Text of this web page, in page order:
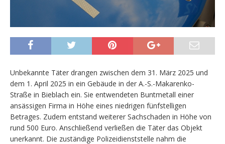
Unbekannte Täter drangen zwischen dem 31. März 2025 und
dem 1. April 2025 in ein Gebäude in der A.-S.-Makarenko-
Straße in Bieblach ein. Sie entwendeten Buntmetall einer
ansässigen Firma in Höhe eines niedrigen fünfstelligen
Betrages. Zudem entstand weiterer Sachschaden in Höhe von
rund 500 Euro. Anschließend verließen die Täter das Objekt
unerkannt. Die zuständige Polizeidienststelle nahm die